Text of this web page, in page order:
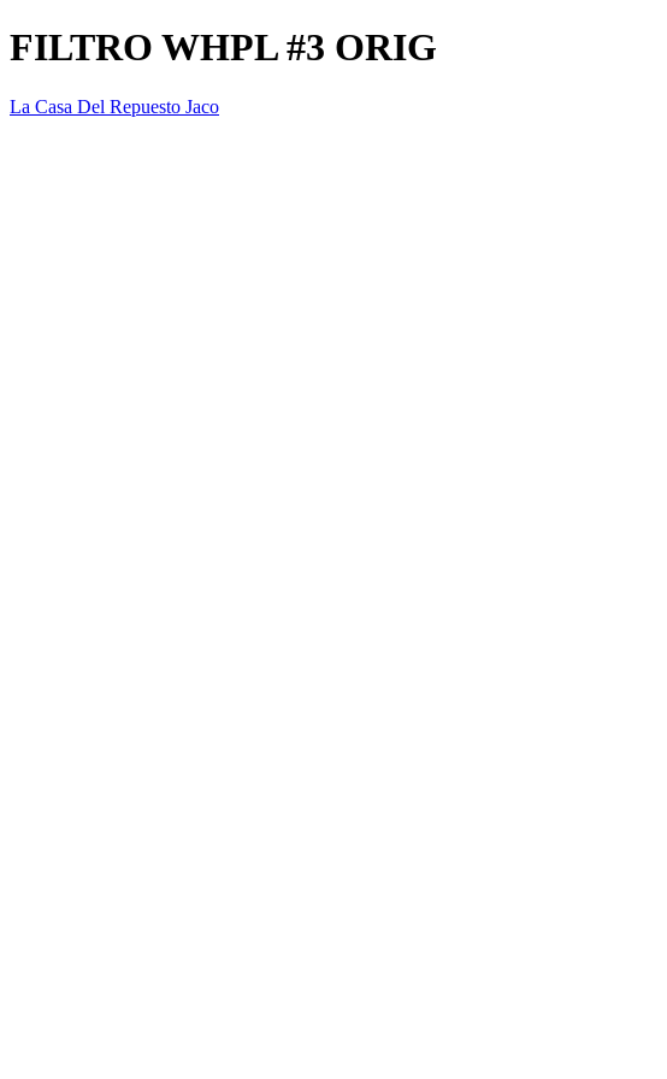
FILTRO WHPL #3 ORIG
La Casa Del Repuesto Jaco